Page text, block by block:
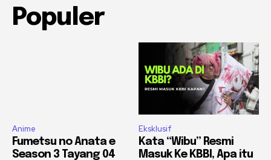
Populer
Anime
Fumetsu no Anata e
Season 3 Tayang 04
Eksklusif
Kata “Wibu” Resmi
Masuk Ke KBBI, Apa itu